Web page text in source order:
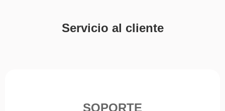
Servicio al cliente
SOPORTE